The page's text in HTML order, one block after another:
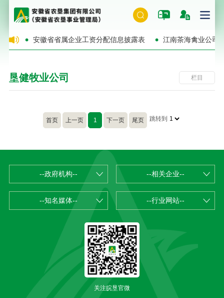
告 安徽省省属企业工资分配信息披露表 江南茶海禽业公司
垦健牧业公司 栏目
首页 上一页 1 下一页 尾页 跳转到
--政府机构-- --相关企业--
--知名媒体-- --行业网站--
关注皖垦官微